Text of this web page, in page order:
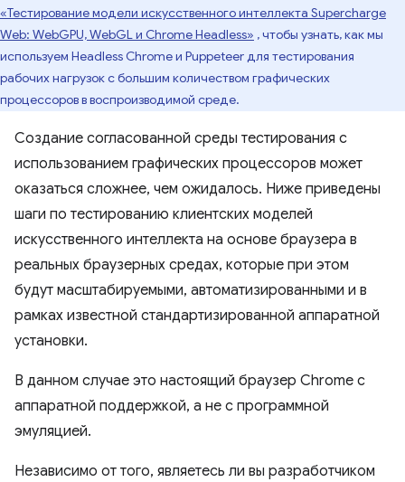
«Тестирование модели искусственного интеллекта Supercharge
Web: WebGPU, WebGL и Chrome Headless» , чтобы узнать, как мы
используем Headless Chrome и Puppeteer для тестирования
рабочих нагрузок с большим количеством графических
процессоров в воспроизводимой среде.
Создание согласованной среды тестирования с
использованием графических процессоров может
оказаться сложнее, чем ожидалось. Ниже приведены
шаги по тестированию клиентских моделей
искусственного интеллекта на основе браузера в
реальных браузерных средах, которые при этом
будут масштабируемыми, автоматизированными и в
рамках известной стандартизированной аппаратной
установки.
В данном случае это настоящий браузер Chrome с
аппаратной поддержкой, а не с программной
эмуляцией.
Независимо от того, являетесь ли вы разработчиком